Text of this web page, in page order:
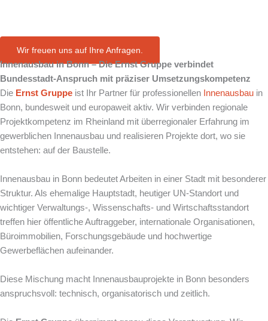
Wir freuen uns auf Ihre Anfragen.
Innenausbau in Bonn – Die Ernst Gruppe verbindet
Bundesstadt-Anspruch mit präziser Umsetzungskompetenz
Die Ernst Gruppe ist Ihr Partner für professionellen Innenausbau in
Bonn, bundesweit und europaweit aktiv. Wir verbinden regionale
Projektkompetenz im Rheinland mit überregionaler Erfahrung im
gewerblichen Innenausbau und realisieren Projekte dort, wo sie
entstehen: auf der Baustelle.
Innenausbau in Bonn bedeutet Arbeiten in einer Stadt mit besonderer
Struktur. Als ehemalige Hauptstadt, heutiger UN-Standort und
wichtiger Verwaltungs-, Wissenschafts- und Wirtschaftsstandort
treffen hier öffentliche Auftraggeber, internationale Organisationen,
Büroimmobilien, Forschungsgebäude und hochwertige
Gewerbeflächen aufeinander.
Diese Mischung macht Innenausbauprojekte in Bonn besonders
anspruchsvoll: technisch, organisatorisch und zeitlich.